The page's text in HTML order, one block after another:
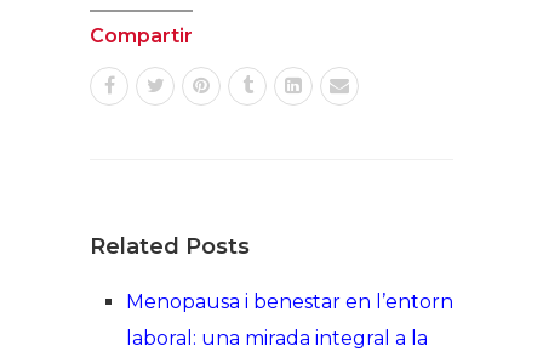
Compartir
Related Posts
Menopausa i benestar en l’entorn
laboral: una mirada integral a la